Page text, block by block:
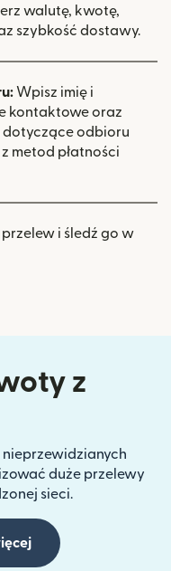
walutę, kwotę,
szybkość dostawy.
Wpisz imię i
kontaktowe oraz
dotyczące odbioru
metod płatności
i śledź go w
z
duże przelewy
sieci.